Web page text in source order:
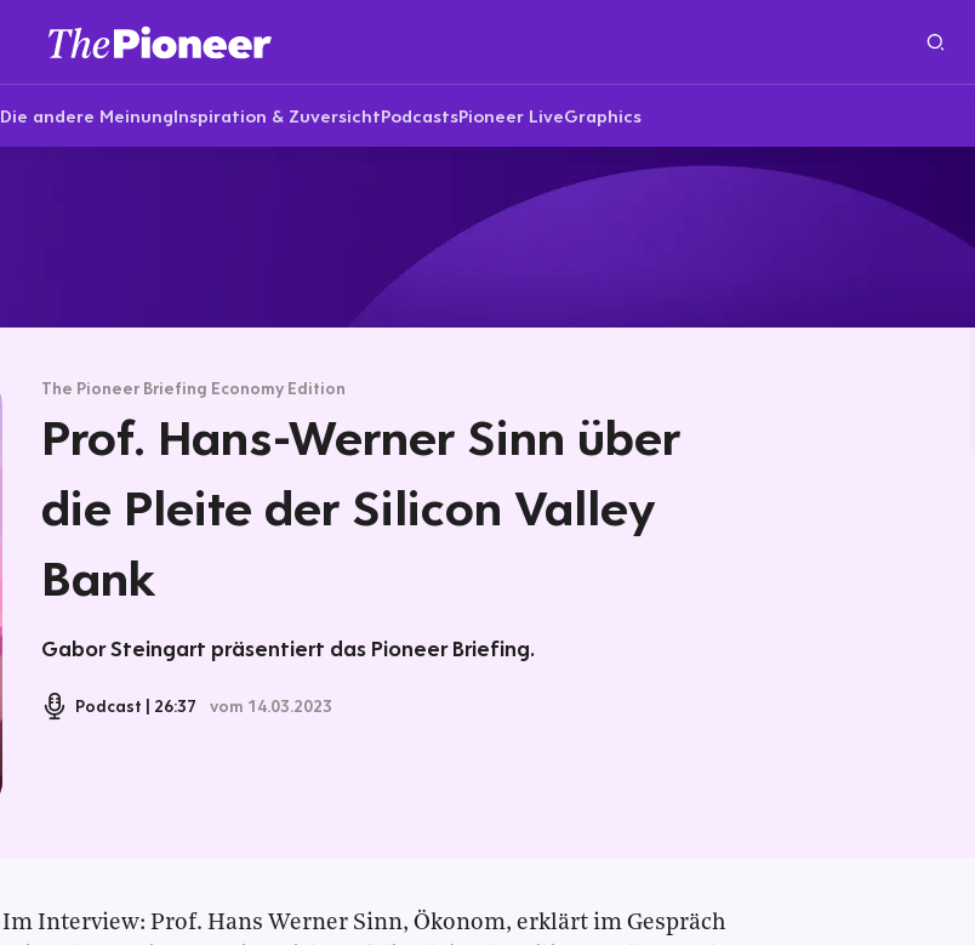
Die andere MeinungInspiration & ZuversichtPodcastsPioneer LiveGraphics
The Pioneer Briefing Economy Edition
Prof. Hans-Werner Sinn über
die Pleite der Silicon Valley
Bank
Gabor Steingart präsentiert das Pioneer Briefing.
Podcast 26:37 vom 14.03.2023
Im Interview: Prof. Hans Werner Sinn, Ökonom, erklärt im Gespräch